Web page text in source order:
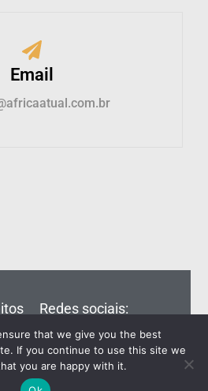
Email
Redes sociais:
that we give you the best
If you continue to use this site we
you are happy with it.